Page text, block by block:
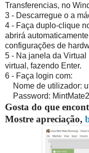
Transferencias, no
3 - Descarregue o a
4 - Faça duplo-clique
abrirá
configurações de
5 - Na janela da
virtual, fazendo Enter.
6 - Faça login com:
Nome de utilizador:
Password:
Gosta do que
Mostre apreciação,